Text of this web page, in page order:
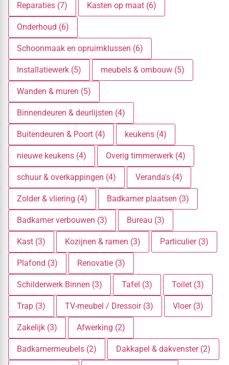
Reparaties (7) Kasten op maat (6)
Onderhoud (6)
Schoonmaak en opruimklussen (6)
Installatiewerk (5) meubels & ombouw (5)
Wanden & muren (5)
Binnendeuren & deurlijsten (4)
Buitendeuren & Poort (4) keukens (4)
nieuwe keukens (4) Overig timmerwerk (4)
schuur & overkappingen (4) Veranda's (4)
Zolder & vliering (4) Badkamer plaatsen (3)
Badkamer verbouwen (3) Bureau (3)
Kast (3) Kozijnen & ramen (3) Particulier (3)
Plafond (3) Renovatie (3)
Schilderwerk Binnen (3) Tafel (3) Toilet (3)
Trap (3) TV-meubel / Dressoir (3) Vloer (3)
Zakelijk (3) Afwerking (2)
Badkamermeubels (2) Dakkapel & dakvenster (2)